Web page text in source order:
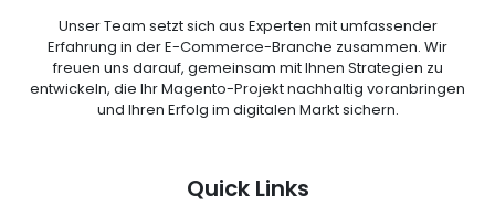
Unser Team setzt sich aus Experten mit umfassender
Erfahrung in der E-Commerce-Branche zusammen. Wir
freuen uns darauf, gemeinsam mit Ihnen Strategien zu
entwickeln, die Ihr Magento-Projekt nachhaltig voranbringen
und Ihren Erfolg im digitalen Markt sichern.
Quick Links